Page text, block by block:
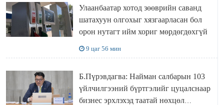
Улаанбаатар хотод зөөврийн саванд
шатахуун олгохыг хязгаарласан бол
орон нутагт ийм хориг мөрдөгдөхгүй
9 цаг 56 мин
Б.Пүрэвдагва: Найман салбарын 103
үйлчилгээний бүртгэлийг цуцалснаар
бизнес эрхлэхэд таатай нөхцөл